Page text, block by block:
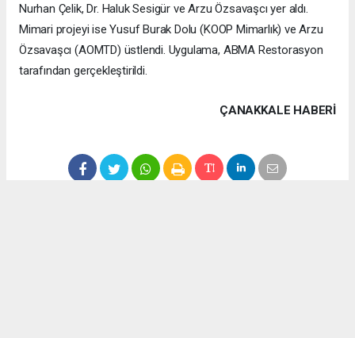
Nurhan Çelik, Dr. Haluk Sesigür ve Arzu Özsavaşcı yer aldı.
Mimari projeyi ise Yusuf Burak Dolu (KOOP Mimarlık) ve Arzu
Özsavaşcı (AOMTD) üstlendi. Uygulama, ABMA Restorasyon
tarafından gerçekleştirildi.
ÇANAKKALE HABERİ